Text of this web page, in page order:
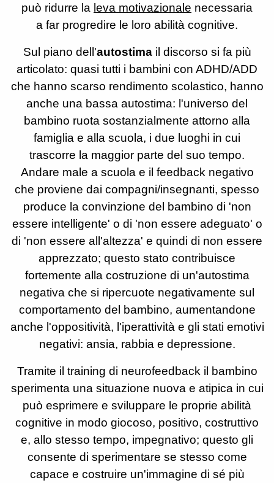
può ridurre la leva motivazionale necessaria
a far progredire le loro abilità cognitive.
Sul piano dell'autostimail discorso si fa più
articolato: quasi tutti i bambini con ADHD/ADD
che hanno scarso rendimento scolastico, hanno
anche una bassa autostima: l'universo del
bambino ruota sostanzialmente attorno alla
famiglia e alla scuola, i due luoghi in cui
trascorre la maggior parte del suo tempo.
Andare male a scuola e il feedback negativo
che proviene dai compagni/insegnanti, spesso
produce la convinzione del bambino di 'non
essere intelligente' o di 'non essere adeguato' o
di 'non essere all'altezza' e quindi di non essere
apprezzato; questo stato contribuisce
fortemente alla costruzione di un'autostima
negativa che si ripercuote negativamente sul
comportamento del bambino, aumentandone
anche l'oppositività, l'iperattività e gli stati emotivi
negativi: ansia, rabbia e depressione.
Tramite il training di neurofeedback il bambino
sperimenta una situazione nuova e atipica in cui
può esprimere e sviluppare le proprie abilità
cognitive in modo giocoso, positivo, costruttivo
e, allo stesso tempo, impegnativo; questo gli
consente di sperimentare se stesso come
capace e costruire un'immagine di sé più